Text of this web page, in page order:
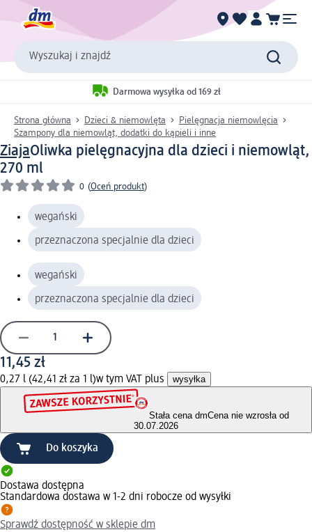
Wyszukaj i znajdź
Darmowa wysyłka od 169 zł
Strona główna Dzieci & niemowlęta
Pielęgnacja niemowlęcia
Szampony dla niemowląt, dodatki do kąpieli i inne
ZiajaOliwka pielęgnacyjna dla dzieci i niemowląt,
270 ml
0 (Oceń produkt)
wegański
przeznaczona specjalnie dla dzieci
wegański
przeznaczona specjalnie dla dzieci
11,45 zł
0,27 l (42,41 zł za 1 l)w tym VAT plus wysyłka
Stała cena dmCena nie wzrosła od
30.07.2026
Do koszyka
Dostawa dostępna
Standardowa dostawa w 1-2 dni robocze od wysyłki
Sprawdź dostępność w sklepie dm